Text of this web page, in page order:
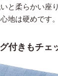
と柔らかい座
地は硬めです。
付きもチェ